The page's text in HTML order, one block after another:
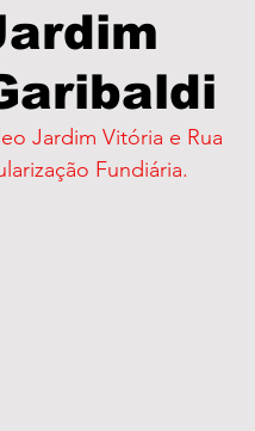
Fundiária.